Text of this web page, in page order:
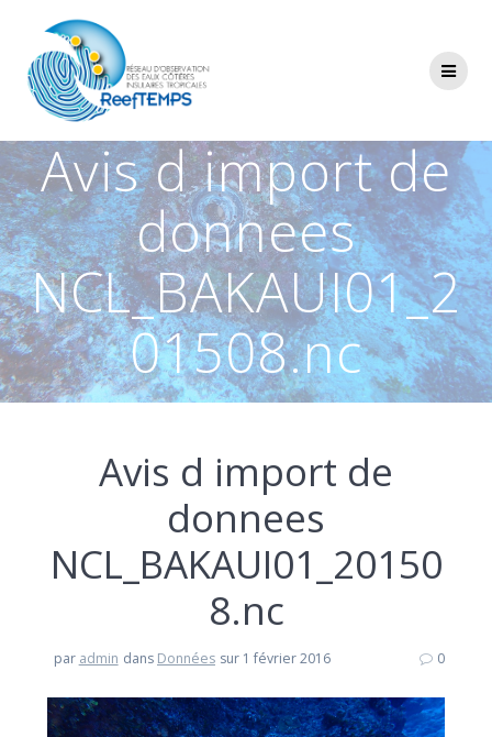
Avis d import de
donnees
NCL_BAKAUI01_2
01508.nc
Avis d import de
donnees
NCL_BAKAUI01_20150
8.nc
par admin dans Données sur 1 février 2016 0